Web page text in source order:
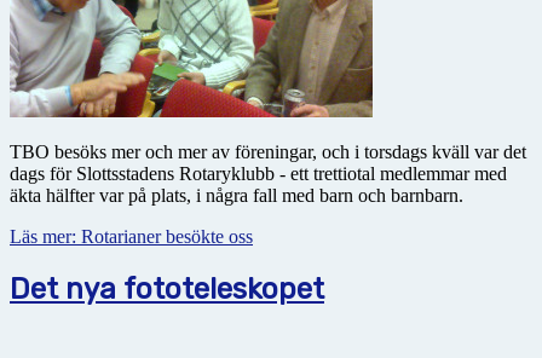
TBO besöks mer och mer av föreningar, och i torsdags kväll var det
dags för Slottsstadens Rotaryklubb - ett trettiotal medlemmar med
äkta hälfter var på plats, i några fall med barn och barnbarn.
Läs mer: Rotarianer besökte oss
Det nya fototeleskopet